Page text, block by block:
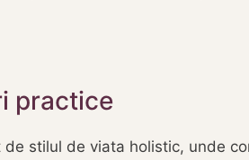
practice
stilul de viata holistic, unde